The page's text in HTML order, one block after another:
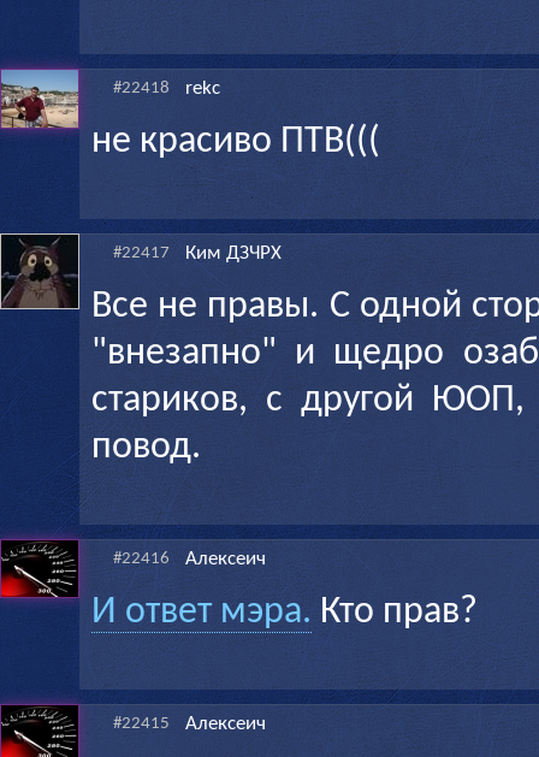
#22418 rekc
не красиво ПТВ(((
#22417 Ким ДЗЧРХ
Все не правы. С одной
"внезапно" и щедро
стариков, с другой ЮОП,
повод.
#22416 Алексеич
И ответ мэра.Кто прав?
#22415 Алексеич